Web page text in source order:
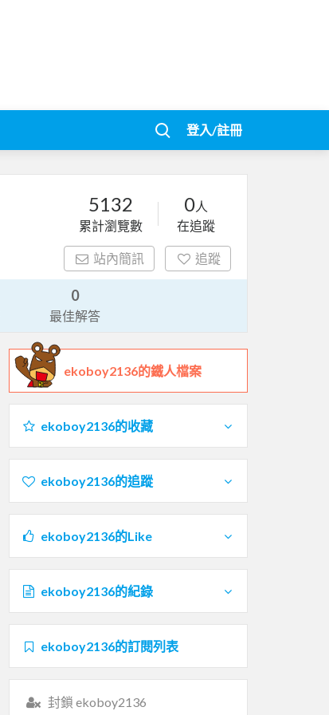
登入/註冊
5132
累計瀏覽數
0人
在追蹤
站內簡訊 追蹤
0
最佳解答
ekoboy2136的鐵人檔案
ekoboy2136的收藏
ekoboy2136的追蹤
ekoboy2136的Like
ekoboy2136的紀錄
ekoboy2136的訂閱列表
封鎖 ekoboy2136